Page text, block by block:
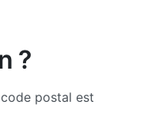
?
postal est